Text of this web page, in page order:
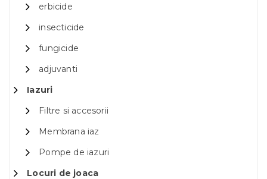
erbicide
insecticide
fungicide
adjuvanti
Iazuri
Filtre si accesorii
Membrana iaz
Pompe de iazuri
Locuri de joaca